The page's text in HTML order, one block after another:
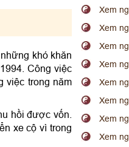
khó khăn
Công việc
việc trong năm
hồi được vốn.
xe cộ vì trong
Xem
Xem
Xem
Xem
Xem
Xem
Xem
Xem